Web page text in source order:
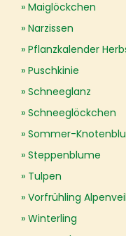
Maiglöckchen
Narzissen
Pflanzkalender
Puschkinie
Schneeglanz
Schneeglöckchen
Sommer-
Steppenblume
Tulpen
Vorfrühling
Winterling